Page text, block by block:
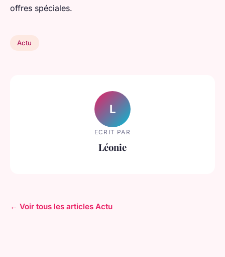
offres spéciales.
Actu
L
ECRIT PAR
Léonie
← Voir tous les articles Actu